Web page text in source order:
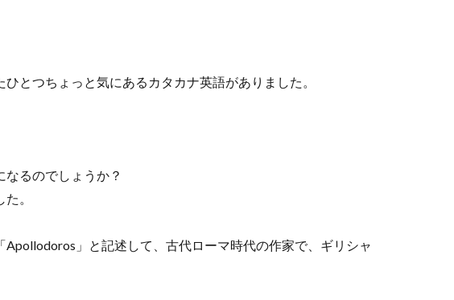
とつちょっと気にあるカタカナ英語がありました。
るのでしょうか？
。
Apollodoros」と記述して、古代ローマ時代の作家で、ギリシャ